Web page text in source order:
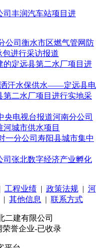
司丰润汽车站项目进
公司衡水市区燃气管网防
包进行采访报道
的定远县第二水厂项目进
汗水保供水——定远县电
第二水厂项目进行实地采
央电视台报道河南分公司
城市供水项目
一分公司寿阳县城市集中
司张北数字经济产业孵化
工程业绩| 政策法规| 河
| 其他信息 | 联系方式
二建有限公司
誉企业-已收录